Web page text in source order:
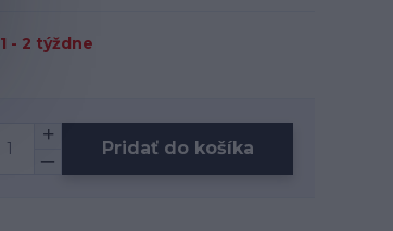
1 - 2 týždne
Pridať do košíka